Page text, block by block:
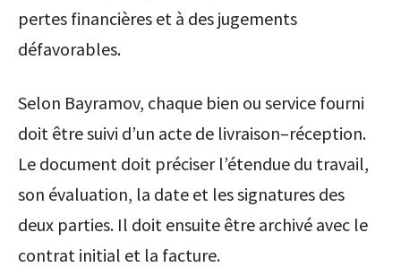
pertes financières et à des jugements
défavorables.
Selon Bayramov, chaque bien ou service fourni
doit être suivi d’un acte de livraison–réception.
Le document doit préciser l’étendue du travail,
son évaluation, la date et les signatures des
deux parties. Il doit ensuite être archivé avec le
contrat initial et la facture.